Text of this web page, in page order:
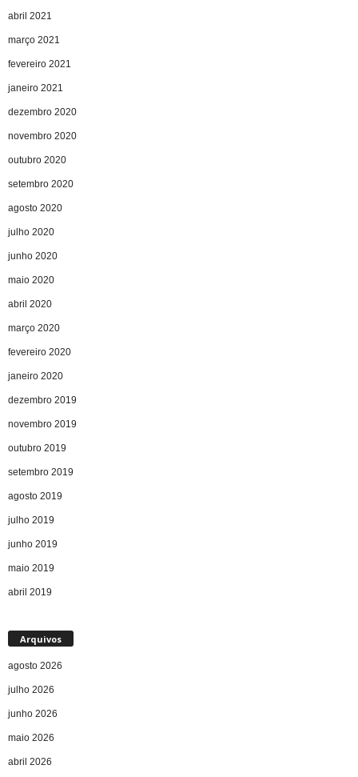
abril 2021
março 2021
fevereiro 2021
janeiro 2021
dezembro 2020
novembro 2020
outubro 2020
setembro 2020
agosto 2020
julho 2020
junho 2020
maio 2020
abril 2020
março 2020
fevereiro 2020
janeiro 2020
dezembro 2019
novembro 2019
outubro 2019
setembro 2019
agosto 2019
julho 2019
junho 2019
maio 2019
abril 2019
Arquivos
agosto 2026
julho 2026
junho 2026
maio 2026
abril 2026